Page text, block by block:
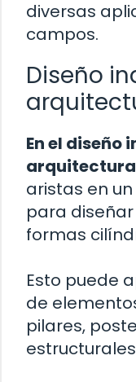
diversas
campos.
Diseño
En el diseño
aristas en
para
formas
Esto puede
de
pilares,